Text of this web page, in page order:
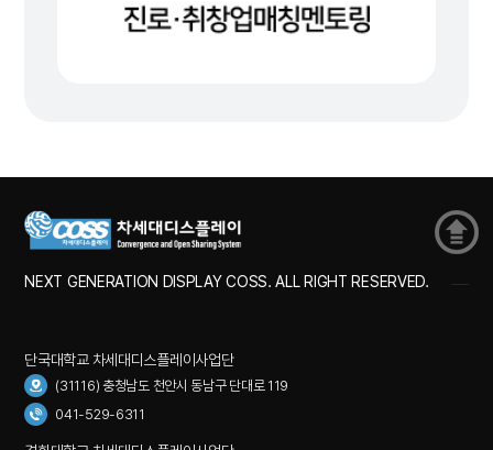
NEXT GENERATION DISPLAY COSS. ALL RIGHT RESERVED.
단국대학교 차세대디스플레이사업단
(31116) 충청남도 천안시 동남구 단대로 119
041-529-6311